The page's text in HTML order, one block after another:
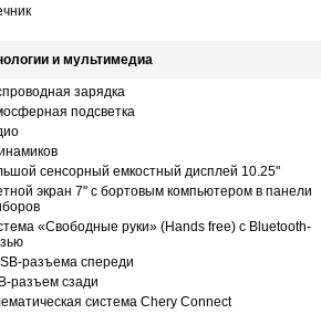
и мультимедиа
зарядка
подсветка
сенсорный емкостный дисплей 10.25"
экран 7" с бортовым компьютером в панели
«Свободные руки» (Hands free) с Bluetooth-
разъема спереди
разъем сзади
система Chery Connect